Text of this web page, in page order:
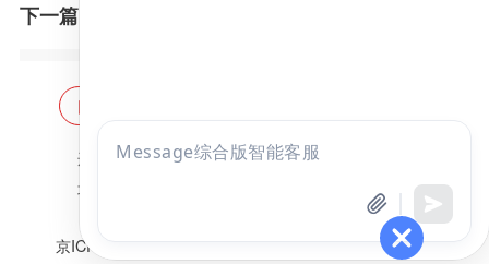
下一篇：
网站首页
违法和不良信息举报邮箱：zzjy-fw@yikao88.com
北京市西城区宣武门东河沿街69号正弘大厦208室
北京昭天下教育科技有限公司 版权所有
京ICP备18051095号-1
京公网安备 11010202009207号
点击
全部考试 免费试听